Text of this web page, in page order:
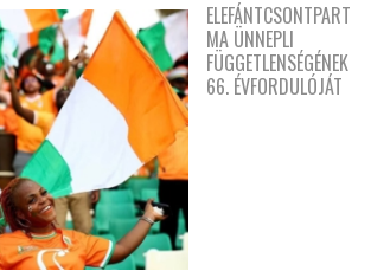
ELEFÁNTCSONTPART
MA ÜNNEPLI
FÜGGETLENSÉGÉNEK
66. ÉVFORDULÓJÁT